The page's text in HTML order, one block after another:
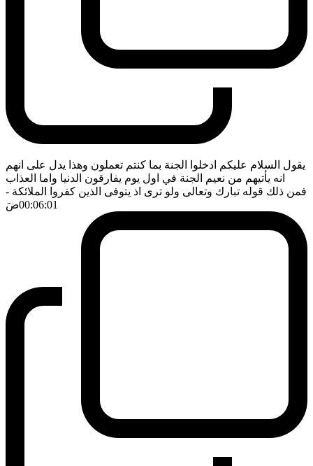
يقول السلام عليكم ادخلوا الجنة بما كنتم تعملون وهذا يدل على انهم
انه يأتيهم من نعيم الجنة في اول يوم يفارقون الدنيا واما العذاب
فمن ذلك قوله تبارك وتعالى ولو ترى اذ يتوفى الذين كفروا الملائكة -
00:06:01ضَ